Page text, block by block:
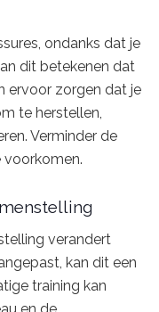
ondanks dat je
dit betekenen dat
ervoor zorgen dat je
te herstellen,
Verminder de
voorkomen.
verandert
kan dit een
training kan
en de